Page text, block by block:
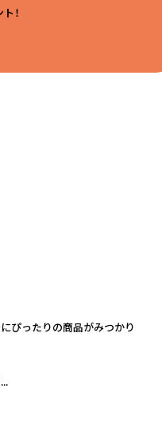
！
ぴったりの商品がみつかり